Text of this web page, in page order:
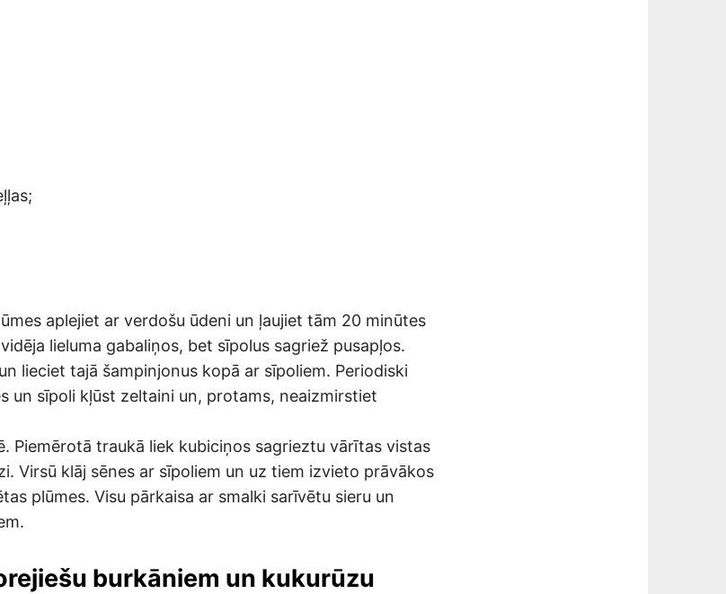
aplejiet ar verdošu ūdeni un ļaujiet tām 20 minūtes
lieluma gabaliņos, bet sīpolus sagriež pusapļos.
lieciet tajā šampinjonus kopā ar sīpoliem. Periodiski
un sīpoli kļūst zeltaini un, protams, neaizmirstiet
Piemērotā traukā liek kubiciņos sagrieztu vārītas vistas
Virsū klāj sēnes ar sīpoliem un uz tiem izvieto prāvākos
plūmes. Visu pārkaisa ar smalki sarīvētu sieru un
burkāniem un kukurūzu